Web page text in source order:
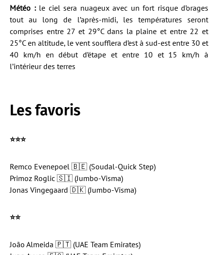
Météo : le ciel sera nuageux avec un fort risque d’orages
tout au long de l’après-midi, les températures seront
comprises entre 27 et 29°C dans la plaine et entre 22 et
25°C en altitude, le vent soufflera d’est à sud-est entre 30 et
40 km/h en début d’étape et entre 10 et 15 km/h à
l’intérieur des terres
Les favoris
⭐️⭐️⭐️
Remco Evenepoel 🇧🇪 (Soudal-Quick Step)
Primoz Roglic 🇸🇮 (Jumbo-Visma)
Jonas Vingegaard 🇩🇰 (Jumbo-Visma)
⭐️⭐️
João Almeida 🇵🇹 (UAE Team Emirates)